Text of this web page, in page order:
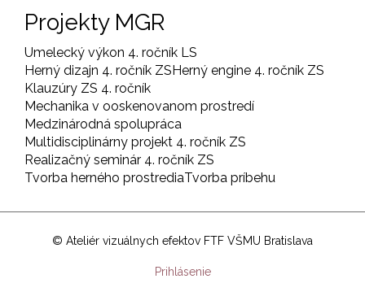
Projekty MGR
Umelecký výkon 4. ročník LS
Herný dizajn 4. ročník ZSHerný engine 4. ročník ZS
Klauzúry ZS 4. ročník
Mechanika v ooskenovanom prostredí
Medzinárodná spolupráca
Multidisciplinárny projekt 4. ročník ZS
Realizačný seminár 4. ročník ZS
Tvorba herného prostrediaTvorba príbehu
© Ateliér vizuálnych efektov FTF VŠMU Bratislava
Prihlásenie